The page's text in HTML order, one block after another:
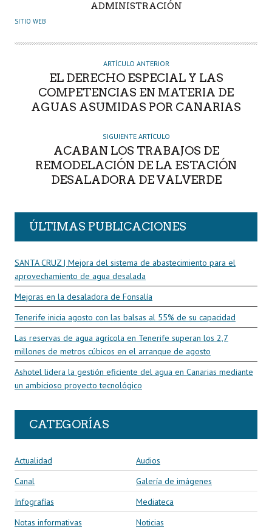
U
O
ADMINISTRACIÓN
SITIO WEB
ARTÍCULO ANTERIOR
EL DERECHO ESPECIAL Y LAS
COMPETENCIAS EN MATERIA DE
AGUAS ASUMIDAS POR CANARIAS
SIGUIENTE ARTÍCULO
ACABAN LOS TRABAJOS DE
REMODELACIÓN DE LA ESTACIÓN
DESALADORA DE VALVERDE
ÚLTIMAS PUBLICACIONES
SANTA CRUZ | Mejora del sistema de abastecimiento para el
aprovechamiento de agua desalada
Mejoras en la desaladora de Fonsalía
Tenerife inicia agosto con las balsas al 55% de su capacidad
Las reservas de agua agrícola en Tenerife superan los 2,7
millones de metros cúbicos en el arranque de agosto
Ashotel lidera la gestión eficiente del agua en Canarias mediante
un ambicioso proyecto tecnológico
CATEGORÍAS
Actualidad
Audios
Canal
Galería de imágenes
Infografías
Mediateca
Notas informativas
Noticias